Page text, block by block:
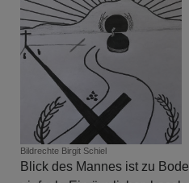
Bildrechte Birgit Schiel
Blick des Mannes ist zu